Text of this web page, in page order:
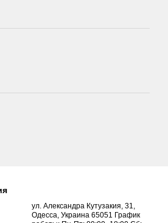
ул. Александра Кутузакия, 31,
Одесса, Украина 65051 График